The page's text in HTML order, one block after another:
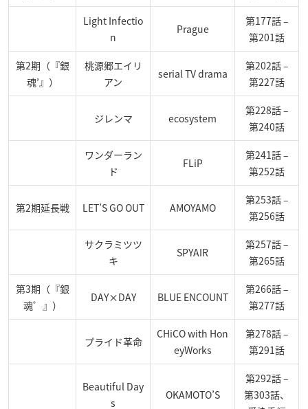
Light Infectio
n
Prague
第177話 –
第201話
第2期（『銀
魂’』）
桃源郷エイリ
アン
serial TV drama
第202話 –
第227話
ジレンマ ecosystem
第228話 –
第240話
ワンダーラン
ド
FLiP
第241話 –
第252話
第2期延長戦 LET’S GO OUT AMOYAMO
第253話 –
第256話
サクラミツツ
キ
SPYAIR
第257話 –
第265話
第3期（『銀
魂゜』）
DAY×DAY BLUE ENCOUNT
第266話 –
第277話
プライド革命
CHiCO with Hon
eyWorks
第278話 –
第291話
Beautiful Day
s
OKAMOTO’S
第292話 –
第303話、